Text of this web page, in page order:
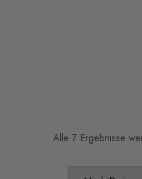
Alle 7 Ergebnisse